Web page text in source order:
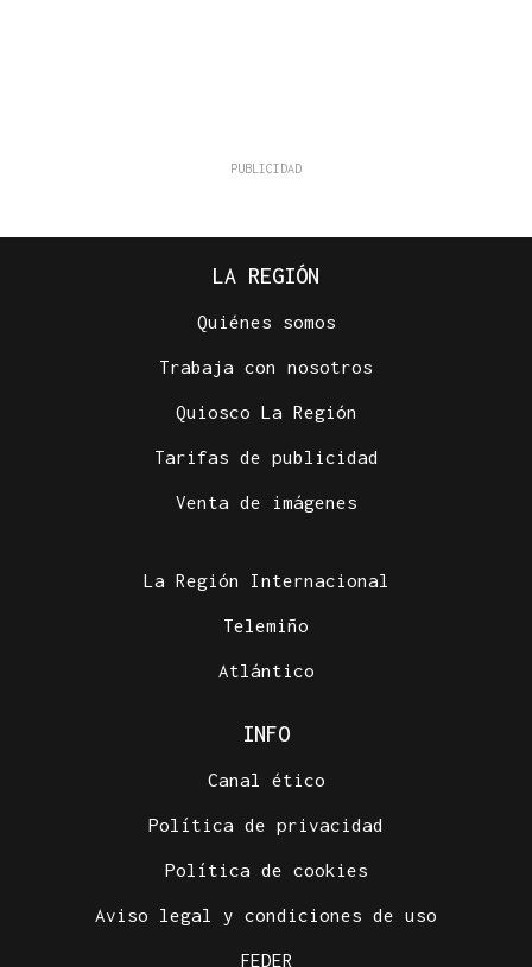
LA REGIÓN
Quiénes somos
Trabaja con nosotros
Quiosco La Región
Tarifas de publicidad
Venta de imágenes
La Región Internacional
Telemiño
Atlántico
INFO
Canal ético
Política de privacidad
Política de cookies
Aviso legal y condiciones de uso
FEDER